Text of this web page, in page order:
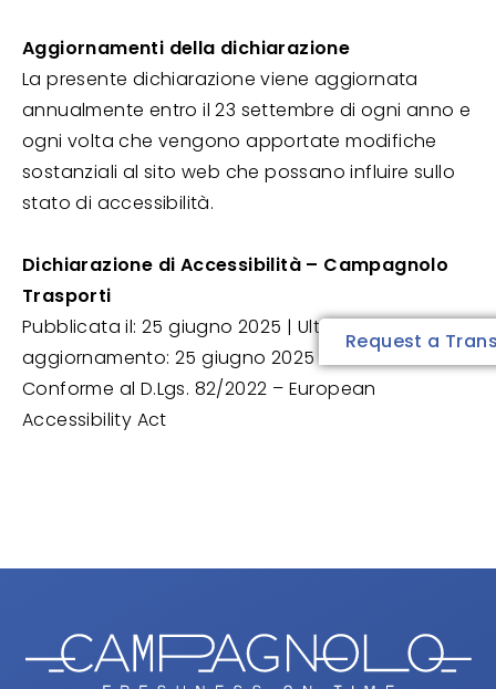
Aggiornamenti della dichiarazione
La presente dichiarazione viene aggiornata
annualmente entro il 23 settembre di ogni anno e
ogni volta che vengono apportate modifiche
sostanziali al sito web che possano influire sullo
stato di accessibilità.
Dichiarazione di Accessibilità – Campagnolo
Trasporti
Pubblicata il: 25 giugno 2025 | Ultimo
aggiornamento: 25 giugno 2025
Conforme al D.Lgs. 82/2022 – European
Accessibility Act
Request a